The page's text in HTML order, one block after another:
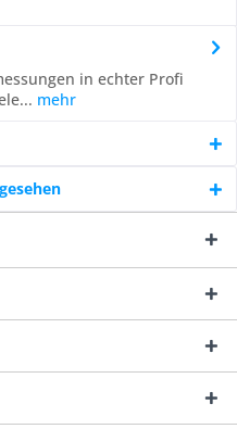
in echter Profi
mehr